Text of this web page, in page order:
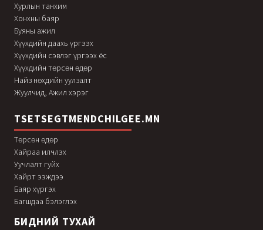
Хурлын танхим
Хонхны баяр
Буяны ажил
Хүүхдийн даахь үргээх
Хүүхдийн сэвлэг үргээх ёс
Хүүхдийн төрсөн өдөр
Найз нөхдийн уулзалт
Жуулчид, Ажил хэрэг
TSETSEGTMENDCHILGEE.MN
Төрсөн өдөр
Хайраа илчлэх
Уучлалт гуйх
Хайрт ээждээ
Баяр хүргэх
Багшдаа бэлэглэх
БИДНИЙ ТУХАЙ